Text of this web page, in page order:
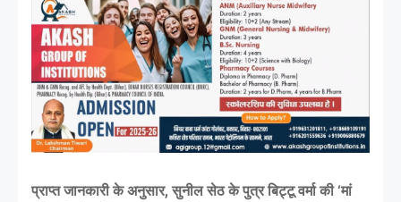
प्राप्त जानकारी के अनुसार, सुनील सेठ के पुत्र बिट्टू वर्मा की ‘मां